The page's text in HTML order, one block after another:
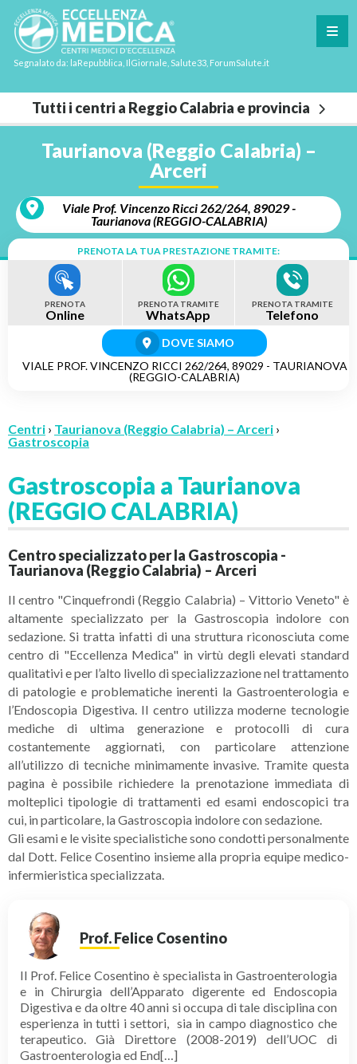
Segnalato da: laRepubblica, IlGiornale, Salute33, ForumSalute.it
Tutti i centri a Reggio Calabria e provincia
Taurianova (Reggio Calabria) –
Arceri
Viale Prof. Vincenzo Ricci 262/264, 89029 -
Taurianova (REGGIO-CALABRIA)
PRENOTA LA TUA PRESTAZIONE TRAMITE:
PRENOTA
Online
PRENOTA TRAMITE
WhatsApp
PRENOTA TRAMITE
Telefono
DOVE SIAMO
VIALE PROF. VINCENZO RICCI 262/264, 89029 - TAURIANOVA
(REGGIO-CALABRIA)
Centri › Taurianova (Reggio Calabria) – Arceri ›
Gastroscopia
Gastroscopia a Taurianova
(REGGIO CALABRIA)
Centro specializzato per la Gastroscopia -
Taurianova (Reggio Calabria) – Arceri
Il centro "Cinquefrondi (Reggio Calabria) – Vittorio Veneto" è
altamente specializzato per la Gastroscopia indolore con
sedazione. Si tratta infatti di una struttura riconosciuta come
centro di "Eccellenza Medica" in virtù degli elevati standard
qualitativi e per l’alto livello di specializzazione nel trattamento
di patologie e problematiche inerenti la Gastroenterologia e
l’Endoscopia Digestiva. Il centro utilizza moderne tecnologie
mediche di ultima generazione e protocolli di cura
costantemente aggiornati, con particolare attenzione
all’utilizzo di tecniche minimamente invasive. Tramite questa
pagina è possibile richiedere la prenotazione immediata di
molteplici tipologie di trattamenti ed esami endoscopici tra
cui, in particolare, la Gastroscopia indolore con sedazione.
Gli esami e le visite specialistiche sono condotti personalmente
dal Dott. Felice Cosentino insieme alla propria equipe medico-
infermieristica specializzata.
Prof. Felice Cosentino
Il Prof. Felice Cosentino è specialista in Gastroenterologia
e in Chirurgia dell’Apparato digerente ed Endoscopia
Digestiva e da oltre 40 anni si occupa di tale disciplina con
esperienza in tutti i settori, sia in campo diagnostico che
terapeutico. Già Direttore (2008-2019) dell’UOC di
Gastroenterologia ed End[…]